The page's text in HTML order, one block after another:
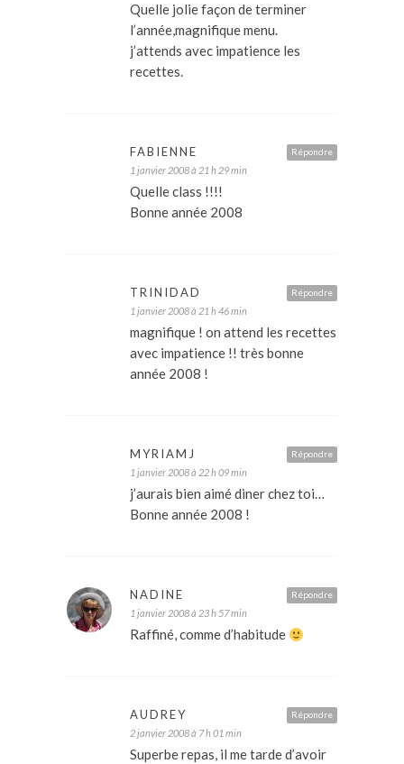
Quelle jolie façon de terminer
l’année,magnifique menu.
j’attends avec impatience les
recettes.
Répondre
FABIENNE
1 janvier 2008 à 21 h 29 min
Quelle class !!!!
Bonne année 2008
Répondre
TRINIDAD
1 janvier 2008 à 21 h 46 min
magnifique ! on attend les recettes
avec impatience !! très bonne
année 2008 !
Répondre
MYRIAMJ
1 janvier 2008 à 22 h 09 min
j’aurais bien aimé diner chez toi…
Bonne année 2008 !
Répondre
NADINE
1 janvier 2008 à 23 h 57 min
Raffiné, comme d’habitude
Répondre
AUDREY
2 janvier 2008 à 7 h 01 min
Superbe repas, il me tarde d’avoir